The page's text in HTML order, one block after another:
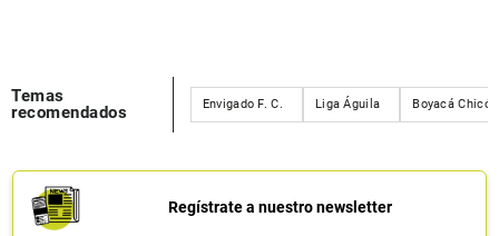
Temas
recomendados
Envigado F. C. Liga Águila Boyacá Chicó
Regístrate a nuestro newsletter